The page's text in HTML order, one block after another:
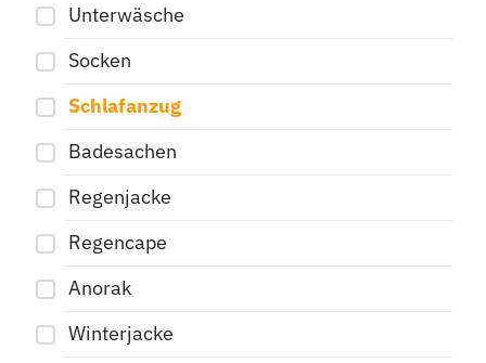
Unterwäsche
Socken
Schlafanzug
Badesachen
Regenjacke
Regencape
Anorak
Winterjacke